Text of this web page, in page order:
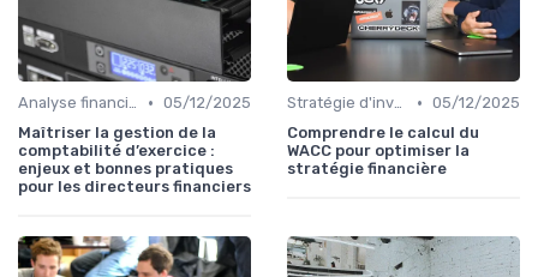
Analyse financière • 05/12/2025
Maîtriser la gestion de la
comptabilité d’exercice :
enjeux et bonnes pratiques
pour les directeurs financiers
Stratégie d'investissement • 05/12/2025
Comprendre le calcul du
WACC pour optimiser la
stratégie financière